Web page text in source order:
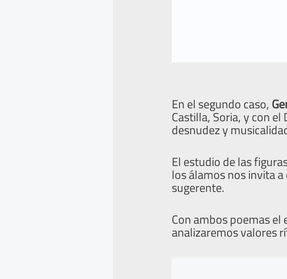
En el segundo caso,
Castilla, Soria, y con
desnudez y
El estudio de las
los álamos nos invita
sugerente.
Con ambos poemas
analizaremos valores